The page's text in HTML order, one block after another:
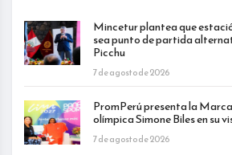
Mincetur plantea que
sea punto de partida
Picchu
7 de agosto de 2026
PromPerú presenta la
olímpica Simone Biles en su
7 de agosto de 2026